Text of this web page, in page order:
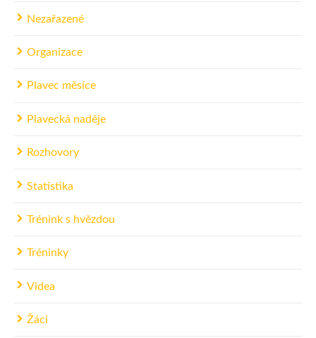
Nezařazené
Organizace
Plavec měsíce
Plavecká naděje
Rozhovory
Statistika
Trénink s hvězdou
Tréninky
Videa
Žáci